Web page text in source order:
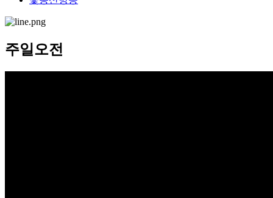
주일오전